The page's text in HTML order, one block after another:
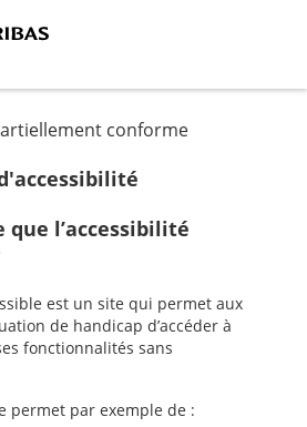
conforme
que l’accessibilité
est un site qui permet aux
de handicap d’accéder à
fonctionnalités sans
permet par exemple de :